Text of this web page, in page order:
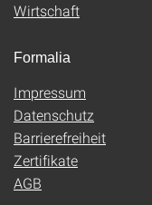
Wirtschaft
Formalia
Impressum
Datenschutz
Barrierefreiheit
Zertifikate
AGB